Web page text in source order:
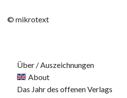
© mikrotext
Über / Auszeichnungen
About
Das Jahr des offenen Verlags